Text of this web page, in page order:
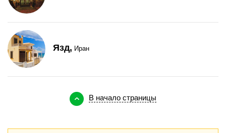
Язд, Иран
В начало страницы